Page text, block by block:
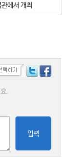
에서 개최
.
입력